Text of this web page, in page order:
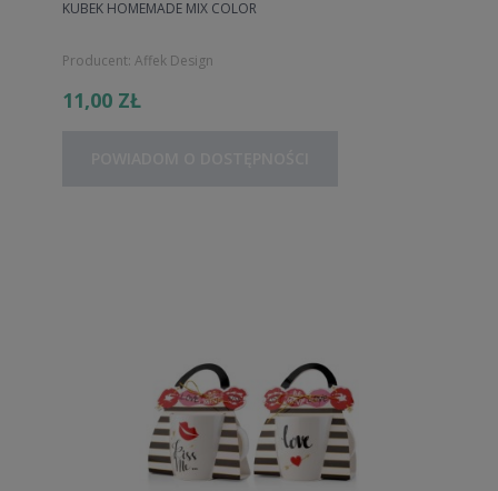
KUBEK HOMEMADE MIX COLOR
Producent: Affek Design
11,00 ZŁ